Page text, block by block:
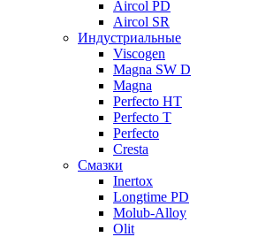
Aircol PD
Aircol SR
Индустриальные
Viscogen
Magna SW D
Magna
Perfecto HT
Perfecto T
Perfecto
Cresta
Смазки
Inertox
Longtime PD
Molub-Alloy
Olit